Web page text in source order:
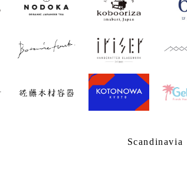
Scandinavia